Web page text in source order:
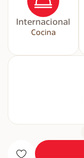
Cocina
Internacional